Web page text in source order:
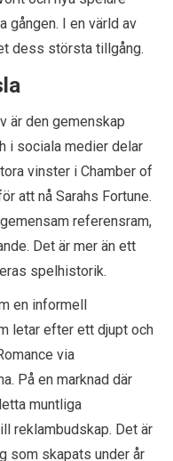
gången. I en värld av
dess största tillgång.
är den gemenskap
i sociala medier delar
vinster i Chamber of
att nå Sarahs Fortune.
referensram,
Det är mer än ett
spelhistorik.
en informell
letar efter ett djupt och
via
På en marknad där
muntliga
reklambudskap. Det är
som skapats under år